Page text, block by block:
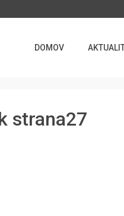
DOMOV
strana27